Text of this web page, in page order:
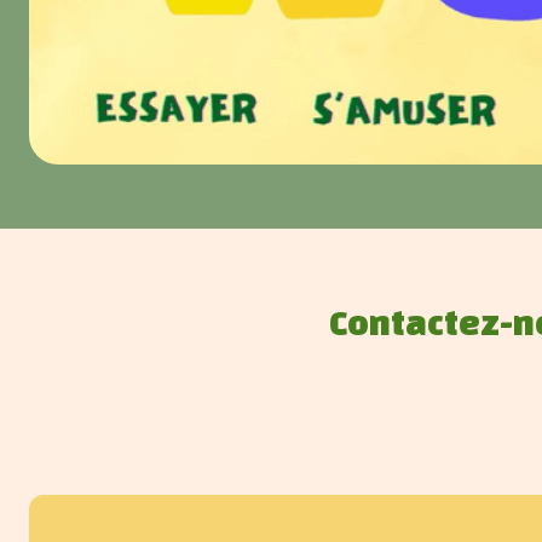
Contactez-